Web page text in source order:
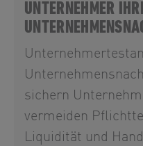
UNTERNEHMER
sichern
vermeiden
Liquidität und